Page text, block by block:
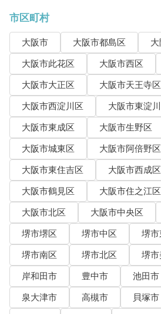
市区町村
大阪市 大阪市都島区
大阪市此花区
大阪市西区
大阪市大正区
大阪市天王寺区
大阪市西淀川区
大阪市東淀
大阪市東成区
大阪市生野区
大阪市城東区
大阪市阿倍野区
大阪市東住吉区
大阪市西成区
大阪市鶴見区
大阪市住之江区
大阪市北区
大阪市中央区
堺市堺区
堺市中区 堺市
堺市南区
堺市北区
堺市
岸和田市
豊中市 池田市
泉大津市
高槻市 貝塚市